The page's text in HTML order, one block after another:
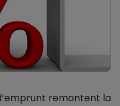
remontent la